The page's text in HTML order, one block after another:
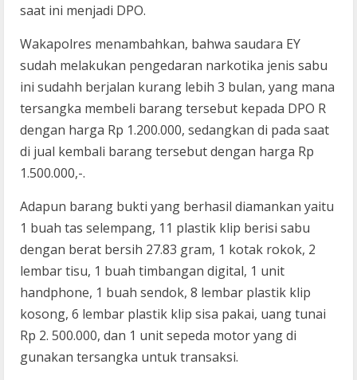
saat ini menjadi DPO.
Wakapolres menambahkan, bahwa saudara EY
sudah melakukan pengedaran narkotika jenis sabu
ini sudahh berjalan kurang lebih 3 bulan, yang mana
tersangka membeli barang tersebut kepada DPO R
dengan harga Rp 1.200.000, sedangkan di pada saat
di jual kembali barang tersebut dengan harga Rp
1.500.000,-.
Adapun barang bukti yang berhasil diamankan yaitu
1 buah tas selempang, 11 plastik klip berisi sabu
dengan berat bersih 27.83 gram, 1 kotak rokok, 2
lembar tisu, 1 buah timbangan digital, 1 unit
handphone, 1 buah sendok, 8 lembar plastik klip
kosong, 6 lembar plastik klip sisa pakai, uang tunai
Rp 2. 500.000, dan 1 unit sepeda motor yang di
gunakan tersangka untuk transaksi.